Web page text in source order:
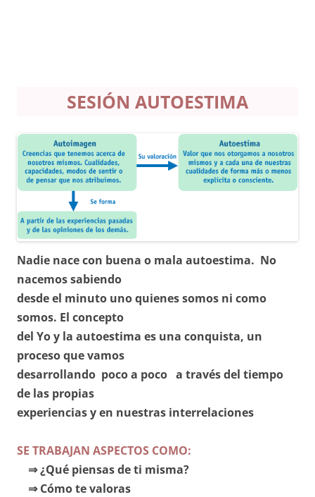
SESIÓN AUTOESTIMA
Nadie nace con buena o mala autoestima. No
nacemos sabiendo
desde el minuto uno quienes somos ni como
somos. El concepto
del Yo y la autoestima es una conquista, un
proceso que vamos
desarrollando poco a poco a través del tiempo
de las propias
experiencias y en nuestras interrelaciones
SE TRABAJAN ASPECTOS COMO:
⇒ ¿Qué piensas de ti misma?
⇒ Cómo te valoras